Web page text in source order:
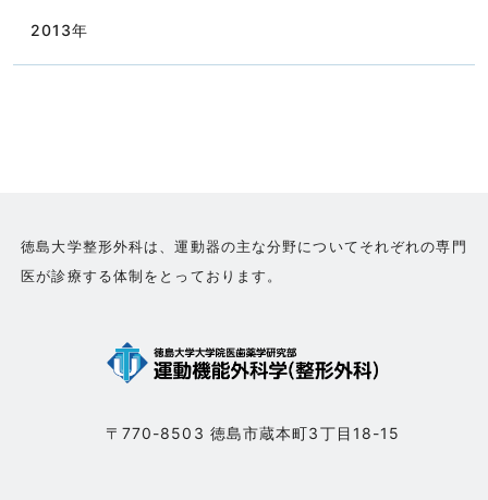
2013年
徳島大学整形外科は、運動器の主な分野についてそれぞれの専門
医が診療する体制をとっております。
〒770-8503 徳島市蔵本町3丁目18-15